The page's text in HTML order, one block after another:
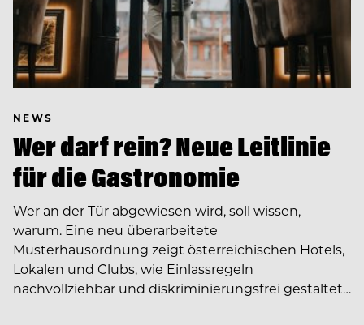
NEWS
Wer darf rein? Neue Leitlinie
für die Gastronomie
Wer an der Tür abgewiesen wird, soll wissen,
warum. Eine neu überarbeitete
Musterhausordnung zeigt österreichischen Hotels,
Lokalen und Clubs, wie Einlassregeln
nachvollziehbar und diskriminierungsfrei gestaltet…